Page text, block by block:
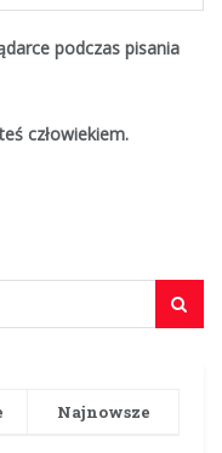
podczas pisania
człowiekiem.
Najnowsze